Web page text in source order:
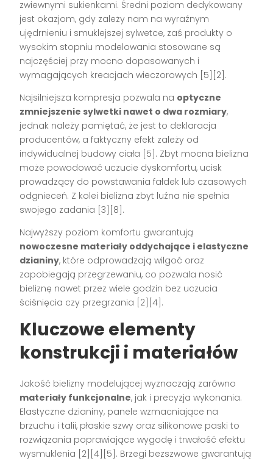
zwiewnymi sukienkami. Średni poziom dedykowany
jest okazjom, gdy zależy nam na wyraźnym
ujędrnieniu i smuklejszej sylwetce, zaś produkty o
wysokim stopniu modelowania stosowane są
najczęściej przy mocno dopasowanych i
wymagających kreacjach wieczorowych [5][2] .
Najsilniejsza kompresja pozwala na optyczne
zmniejszenie sylwetki nawet o dwa rozmiary,
jednak należy pamiętać, że jest to deklaracja
producentów, a faktyczny efekt zależy od
indywidualnej budowy ciała [5] . Zbyt mocna bielizna
może powodować uczucie dyskomfortu, ucisk
prowadzący do powstawania fałdek lub czasowych
odgnieceń. Z kolei bielizna zbyt luźna nie spełnia
swojego zadania [3][8] .
Najwyższy poziom komfortu gwarantują
nowoczesne materiały oddychające i elastyczne
dzianiny, które odprowadzają wilgoć oraz
zapobiegają przegrzewaniu, co pozwala nosić
bieliznę nawet przez wiele godzin bez uczucia
ściśnięcia czy przegrzania [2][4] .
Kluczowe elementy
konstrukcji i materiałów
Jakość bielizny modelującej wyznaczają zarówno
materiały funkcjonalne, jak i precyzja wykonania.
Elastyczne dzianiny, panele wzmacniające na
brzuchu i talii, płaskie szwy oraz silikonowe paski to
rozwiązania poprawiające wygodę i trwałość efektu
wysmuklenia [2][4][5] . Brzegi bezszwowe gwarantują